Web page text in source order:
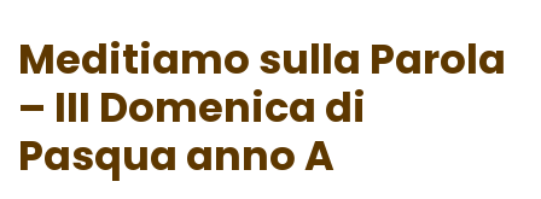
Meditiamo sulla Parola
– III Domenica di
Pasqua anno A